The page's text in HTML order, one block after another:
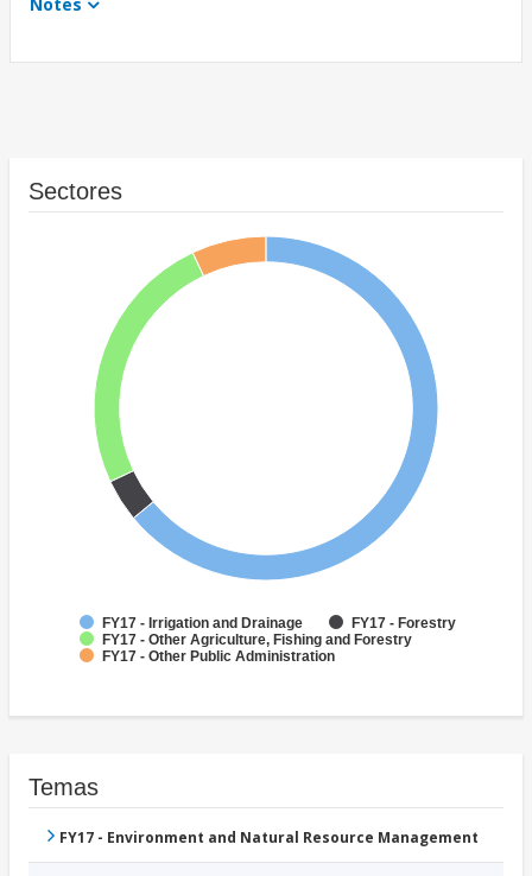
Notes
Sectores
FY17 - Irrigation and Drainage
FY17 - Forestry
FY17 - Other Agriculture, Fishing and Forestry
FY17 - Other Public Administration
Temas
FY17 - Environment and Natural Resource Management